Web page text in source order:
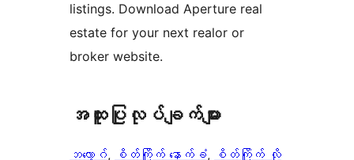
listings. Download Aperture real
estate for your next realor or
broker website.
အ​ထူး​ပြု​လုပ်​ချက်​များ
ဘလော့ဂ်, စိတ်ကြိုက် နောက်ခံ,
စိတ်ကြိုက် လို